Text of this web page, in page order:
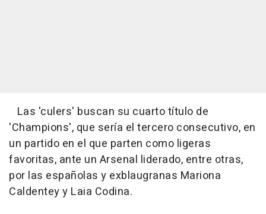
Las 'culers' buscan su cuarto título de
'Champions', que sería el tercero consecutivo, en
un partido en el que parten como ligeras
favoritas, ante un Arsenal liderado, entre otras,
por las españolas y exblaugranas Mariona
Caldentey y Laia Codina.